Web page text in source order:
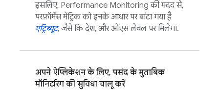
इसलिए, Performance Monitoring की मदद से,
परफ़ॉर्मेंस मेट्रिक को इनके आधार पर बांटा गया है
एट्रिब्यूट, जैसे कि देश, और ओएस लेवल पर मिलेगा.
अपने ऐप्लिकेशन के लिए, पसंद के मुताबिक
मॉनिटरिंग की सुविधा चालू करें